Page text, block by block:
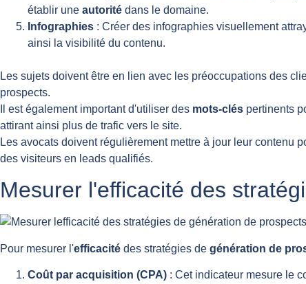
établir une autorité dans le domaine.
Infographies : Créer des infographies visuellement
ainsi la visibilité du contenu.
Les sujets doivent être en lien avec les préoccupations des
prospects.
Il est également important d'utiliser des mots-clés pertinents
attirant ainsi plus de trafic vers le site.
Les avocats doivent régulièrement mettre à jour leur contenu
des visiteurs en leads qualifiés.
Mesurer l'efficacité des
Pour mesurer l'efficacité des stratégies de génération de
Coût par acquisition (CPA) : Cet indicateur mesure le